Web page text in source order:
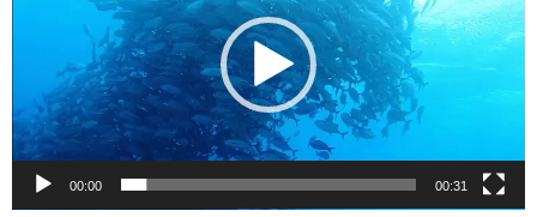
ー
00:00 00:31